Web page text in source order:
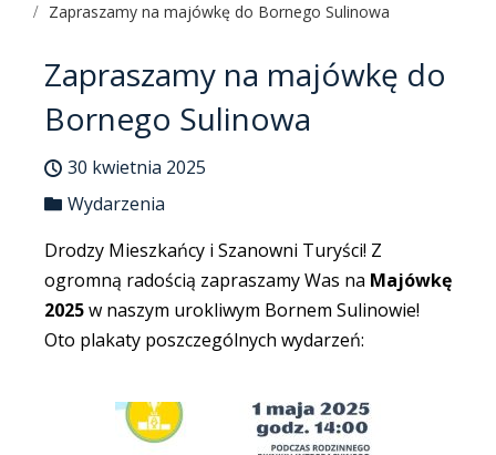
Zapraszamy na majówkę do Bornego Sulinowa
Zapraszamy na majówkę do
Bornego Sulinowa
30 kwietnia 2025
Wydarzenia
Drodzy Mieszkańcy i Szanowni Turyści! Z
ogromną radością zapraszamy Was na Majówkę
2025w naszym urokliwym Bornem Sulinowie!
Oto plakaty poszczególnych wydarzeń: